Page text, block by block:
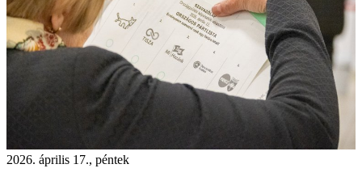
2026. április 17., péntek